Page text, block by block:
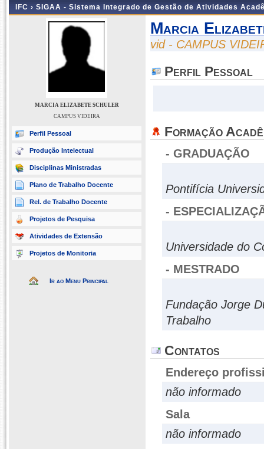
IFC › SIGAA - Sistema Integrado de Gestão de Atividades
MARCIA ELIZABETE SCHULER
CAMPUS VIDEIRA
Perfil Pessoal
Produção Intelectual
Disciplinas Ministradas
Plano de Trabalho Docente
Rel. de Trabalho Docente
Projetos de Pesquisa
Atividades de Extensão
Projetos de Monitoria
Ir ao Menu Principal
Marcia
vid - CAMPUS
Perfil Pessoal
Formação
- GRADUAÇÃO
Pontifícia
-
Universidade do
- MESTRADO
Fundação Jorge
Trabalho
Contatos
Endereço
não informado
Sala
não informado